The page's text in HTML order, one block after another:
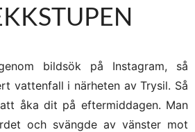
bildsök på Instagram, så
vattenfall i närheten av Trysil. Så
åka dit på eftermiddagen. Man
och svängde av vänster mot